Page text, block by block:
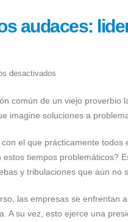
audaces:
desactivadosen
futuro
favorece
los
audaces:
liderazgo
común de un viejo proverbio
imagine soluciones a
el que prácticamente
tiempos problemáticos?
y tribulaciones que aún no
las empresas se enfrentan
A su vez, esto ejerce una